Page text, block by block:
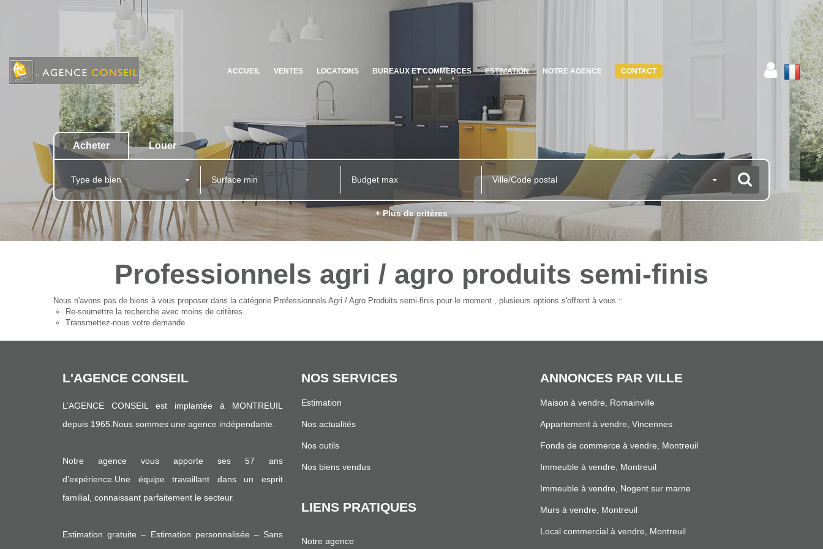
ACCUEIL VENTES LOCATIONS BUREAUX ET COMMERCES ESTIMATION NOTRE AGENCE CONTACT
Acheter Louer
Type de bien Ville/Code postal
+ Plus de critères
Professionnels agri / agro produits semi-finis
Nous n'avons pas de biens à vous proposer dans la catégorie Professionnels Agri / Agro Produits semi-finis pour le moment , plusieurs options s'offrent à vous :
Re-soumettre la recherche avec moins de critères.
Transmettez-nous votre demande
L'AGENCE CONSEIL
L’AGENCE CONSEIL est implantée à MONTREUIL
depuis 1965.Nous sommes une agence indépendante.
Notre agence vous apporte ses 57 ans
d’expérience.Une équipe travaillant dans un esprit
familial, connaissant parfaitement le secteur.
Estimation gratuite – Estimation personnalisée – Sans
NOS SERVICES
Estimation
Nos actualités
Nos outils
Nos biens vendus
LIENS PRATIQUES
Notre agence
ANNONCES PAR VILLE
Maison à vendre, Romainville
Appartement à vendre, Vincennes
Fonds de commerce à vendre, Montreuil
Immeuble à vendre, Montreuil
Immeuble à vendre, Nogent sur marne
Murs à vendre, Montreuil
Local commercial à vendre, Montreuil